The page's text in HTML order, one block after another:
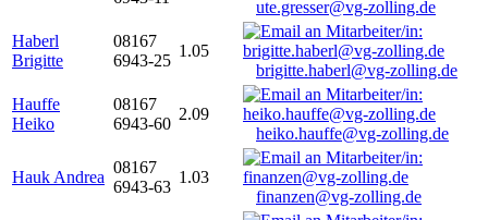
ute.gresser@vg-zolling.de
Haberl
Brigitte
08167
6943-25
1.05
brigitte.haberl@vg-zolling.de
Hauffe
Heiko
08167
6943-60
2.09
heiko.hauffe@vg-zolling.de
Hauk Andrea
08167
6943-63
1.03
finanzen@vg-zolling.de